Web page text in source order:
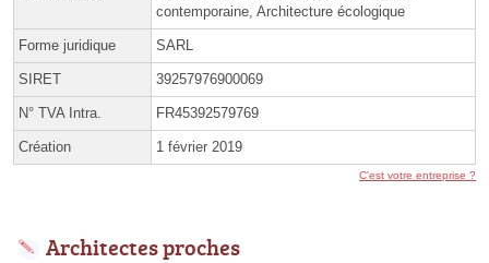
contemporaine, Architecture écologique
Forme juridique SARL
SIRET 39257976900069
N° TVA Intra. FR45392579769
Création 1 février 2019
C'est votre entreprise ?
Architectes proches